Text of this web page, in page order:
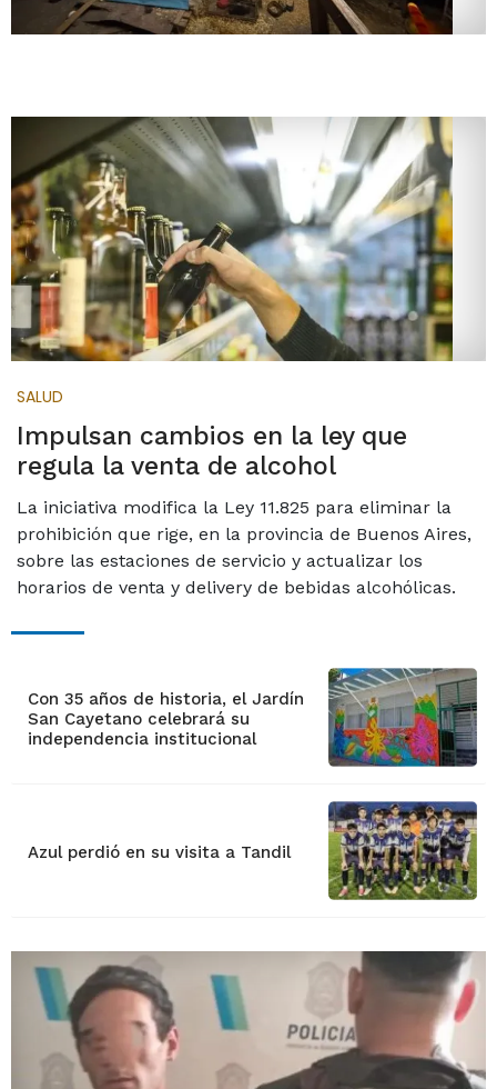
SALUD
Impulsan cambios en la ley que
regula la venta de alcohol
La iniciativa modifica la Ley 11.825 para eliminar la
prohibición que rige, en la provincia de Buenos Aires,
sobre las estaciones de servicio y actualizar los
horarios de venta y delivery de bebidas alcohólicas.
Con 35 años de historia, el Jardín
San Cayetano celebrará su
independencia institucional
Azul perdió en su visita a Tandil